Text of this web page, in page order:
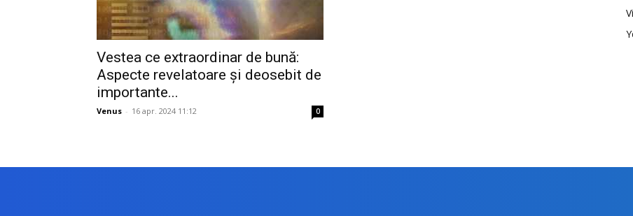
Vestea ce extraordinar de bună:
Aspecte revelatoare și deosebit de
importante...
Venus - 16 apr. 2024 11:12 0